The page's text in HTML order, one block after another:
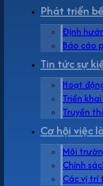
Phát triển
Định
Báo cáo
Tin tức sự
Hoạt
Triển
Truyền
Cơ hội việc
Môi
Chính
Các vị trí